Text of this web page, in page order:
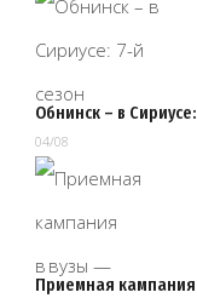
Обнинск – в
04/08
Приемная кампания